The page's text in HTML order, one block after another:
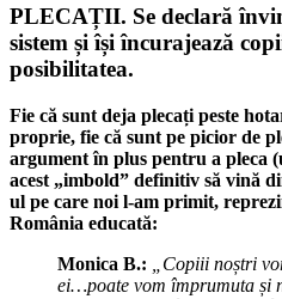
PLECAȚII. Se declară
sistem și își încurajează
posibilitatea.
Fie că sunt deja plecați peste
proprie, fie că sunt pe picior de
argument în plus pentru a pleca
acest „imbold” definitiv să vină
ul pe care noi l-am primit,
România educată:
Monica B.:
„Copiii noștri
ei…poate vom împrumuta și